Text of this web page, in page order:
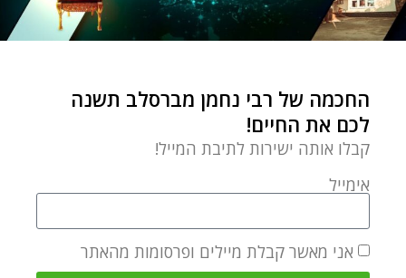
החכמה של רבי נחמן מברסלב תשנה
לכם את החיים!
קבלו אותה ישירות לתיבת המייל!
אימייל
אני מאשר קבלת מיילים ופרסומות מהאתר